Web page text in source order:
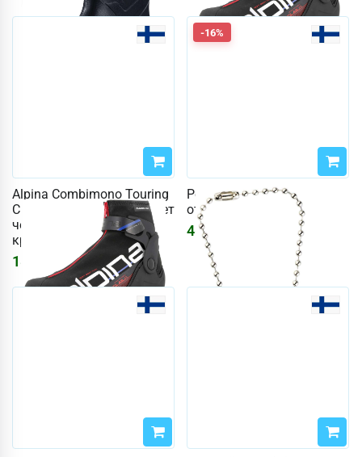
Alpina Combimono Touring
Classic JR, размер 42 (цвет
черный / белый /
красный)
18543
-16%
Рефлоактивный мягкий
отражатель, клевер
465